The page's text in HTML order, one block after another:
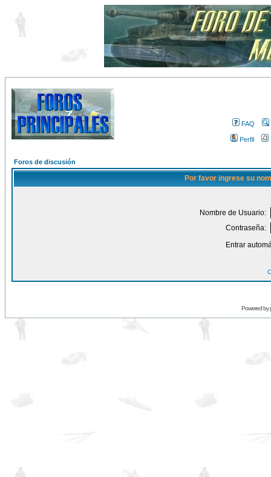
FAQ
Perfil
Foros de discusión
Por favor ingrese su
Nombre de Usuario:
Contraseña:
Entrar
Powered by